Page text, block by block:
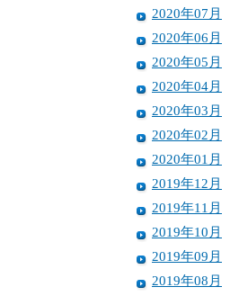
2020年07月
2020年06月
2020年05月
2020年04月
2020年03月
2020年02月
2020年01月
2019年12月
2019年11月
2019年10月
2019年09月
2019年08月